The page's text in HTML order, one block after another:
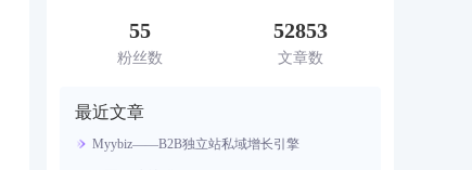
坛、社群、活动、人脉、货盘、教学等必备
55
粉丝数
52853
文章数
最近文章
Myybiz——B2B独立站私域增长引擎